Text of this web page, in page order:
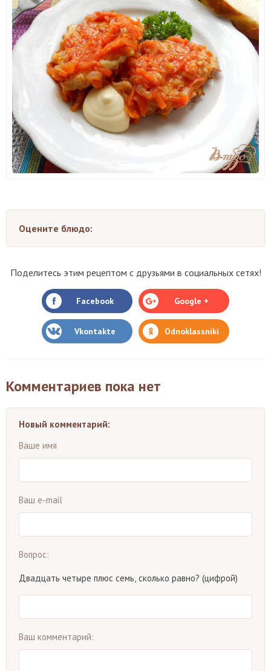
Оцените блюдо:
Поделитесь этим рецептом с друзьями в социальных сетях!
Facebook Google +
Vkontakte Odnoklassniki
Комментариев пока нет
Новый комментарий:
Ваше имя
Ваш e-mail
Вопрос:
Двадцать четыре плюс семь, сколько равно? (цифрой)
Ваш комментарий: